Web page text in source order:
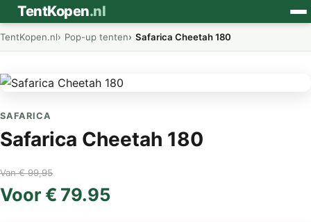
TentKopen.nl
TentKopen.nl Pop-up tenten Safarica Cheetah 180
SAFARICA
Safarica Cheetah 180
Van € 99,95
Voor € 79.95